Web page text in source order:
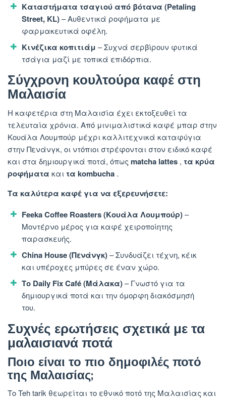
Καταστήματα τσαγιού από βότανα (Petaling
Street, KL)– Αυθεντικά ροφήματα με
φαρμακευτικά οφέλη.
Κινέζικα κοπιτιάμ – Συχνά σερβίρουν φυτικά
τσάγια μαζί με τοπικά επιδόρπια.
Σύγχρονη κουλτούρα καφέ στη
Μαλαισία
Η καφετέρια στη Μαλαισία έχει εκτοξευθεί τα
τελευταία χρόνια. Από μινιμαλιστικά καφέ μπαρ στην
Κουάλα Λουμπούρ μέχρι καλλιτεχνικά καταφύγια
στην Πενάνγκ, οι ντόπιοι στρέφονται στον ειδικό καφέ
και στα δημιουργικά ποτά, όπως matcha lattes , τα κρύα
ροφήματα και τα kombucha .
Τα καλύτερα καφέ για να εξερευνήσετε:
Feeka Coffee Roasters (Κουάλα Λουμπούρ)–
Μοντέρνο μέρος για καφέ χειροποίητης
παρασκευής.
China House (Πενάνγκ)– Συνδυάζει τέχνη, κέικ
και υπέροχες μπύρες σε έναν χώρο.
Το Daily Fix Café (Μάλακα)– Γνωστό για τα
δημιουργικά ποτά και την όμορφη διακόσμησή
του.
Συχνές ερωτήσεις σχετικά με τα
μαλαισιανά ποτά
Ποιο είναι το πιο δημοφιλές ποτό
της Μαλαισίας;
Το Teh tarik θεωρείται το εθνικό ποτό της Μαλαισίας και